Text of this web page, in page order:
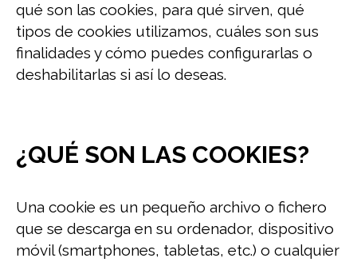
qué son las cookies, para qué sirven, qué
tipos de cookies utilizamos, cuáles son sus
finalidades y cómo puedes configurarlas o
deshabilitarlas si así lo deseas.
¿QUÉ SON LAS COOKIES?
Una cookie es un pequeño archivo o fichero
que se descarga en su ordenador, dispositivo
móvil (smartphones, tabletas, etc.) o cualquier